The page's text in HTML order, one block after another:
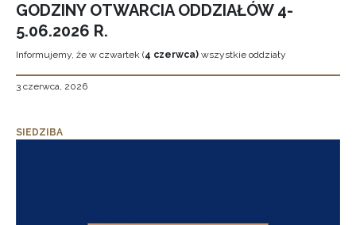
GODZINY OTWARCIA ODDZIAŁÓW 4-
5.06.2026 R.
Informujemy, że w czwartek (4 czerwca) wszystkie oddziały
3 czerwca, 2026
SIEDZIBA